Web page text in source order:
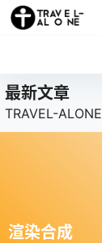
最新文章
TRAVEL-ALONE
渲染合成